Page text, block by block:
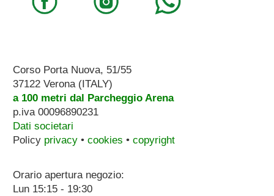
Corso Porta Nuova, 51/55
37122 Verona (ITALY)
a 100 metri dal Parcheggio Arena
p.iva 00096890231
Dati societari
Policy privacy• cookies • copyright
Orario apertura negozio:
Lun 15:15 - 19:30